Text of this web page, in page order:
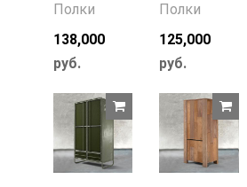
Полки
138,000
руб.
Полки
125,000
руб.